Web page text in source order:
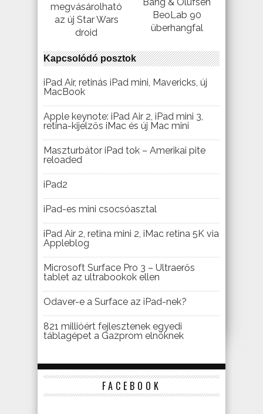
megvásárolható
az új Star Wars
droid
BeoLab 90
überhangfal
Kapcsolódó posztok
iPad Air, retinás iPad mini, Mavericks, új
MacBook
Apple keynote: iPad Air 2, iPad mini 3,
retina-kijelzős iMac és új Mac mini
Maszturbátor iPad tok – Amerikai pite
reloaded
iPad2
iPad-es mini csocsóasztal
iPad Air 2, retina mini 2, iMac retina 5K via
Appleblog
Microsoft Surface Pro 3 – Ultraerős
tablet az ultrabookok ellen
Odaver-e a Surface az iPad-nek?
821 millióért fejlesztenek egyedi
táblagépet a Gazprom elnöknek
FACEBOOK